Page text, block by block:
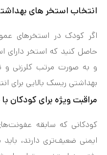
انتخاب استخر های
اگر کودک در استخرهای
حاصل کنید که استخر دارای
و به صورت مرتب کلرزنی و
بهداشتی ریسک بالایی برای
مراقبت ویژه برای کودکان
کودکانی که سابقه
ایمنی ضعیف‌تری دارند،